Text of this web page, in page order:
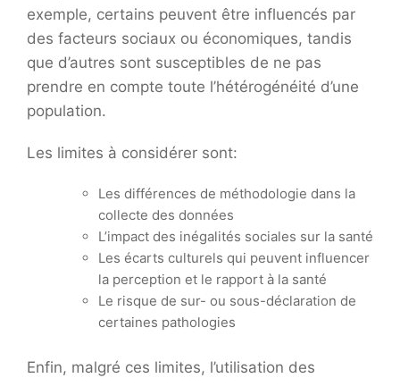
exemple, certains peuvent être influencés par
des facteurs sociaux ou économiques, tandis
que d’autres sont susceptibles de ne pas
prendre en compte toute l’hétérogénéité d’une
population.
Les limites à considérer sont:
Les différences de méthodologie dans la
collecte des données
L’impact des inégalités sociales sur la santé
Les écarts culturels qui peuvent influencer
la perception et le rapport à la santé
Le risque de sur- ou sous-déclaration de
certaines pathologies
Enfin, malgré ces limites, l’utilisation des